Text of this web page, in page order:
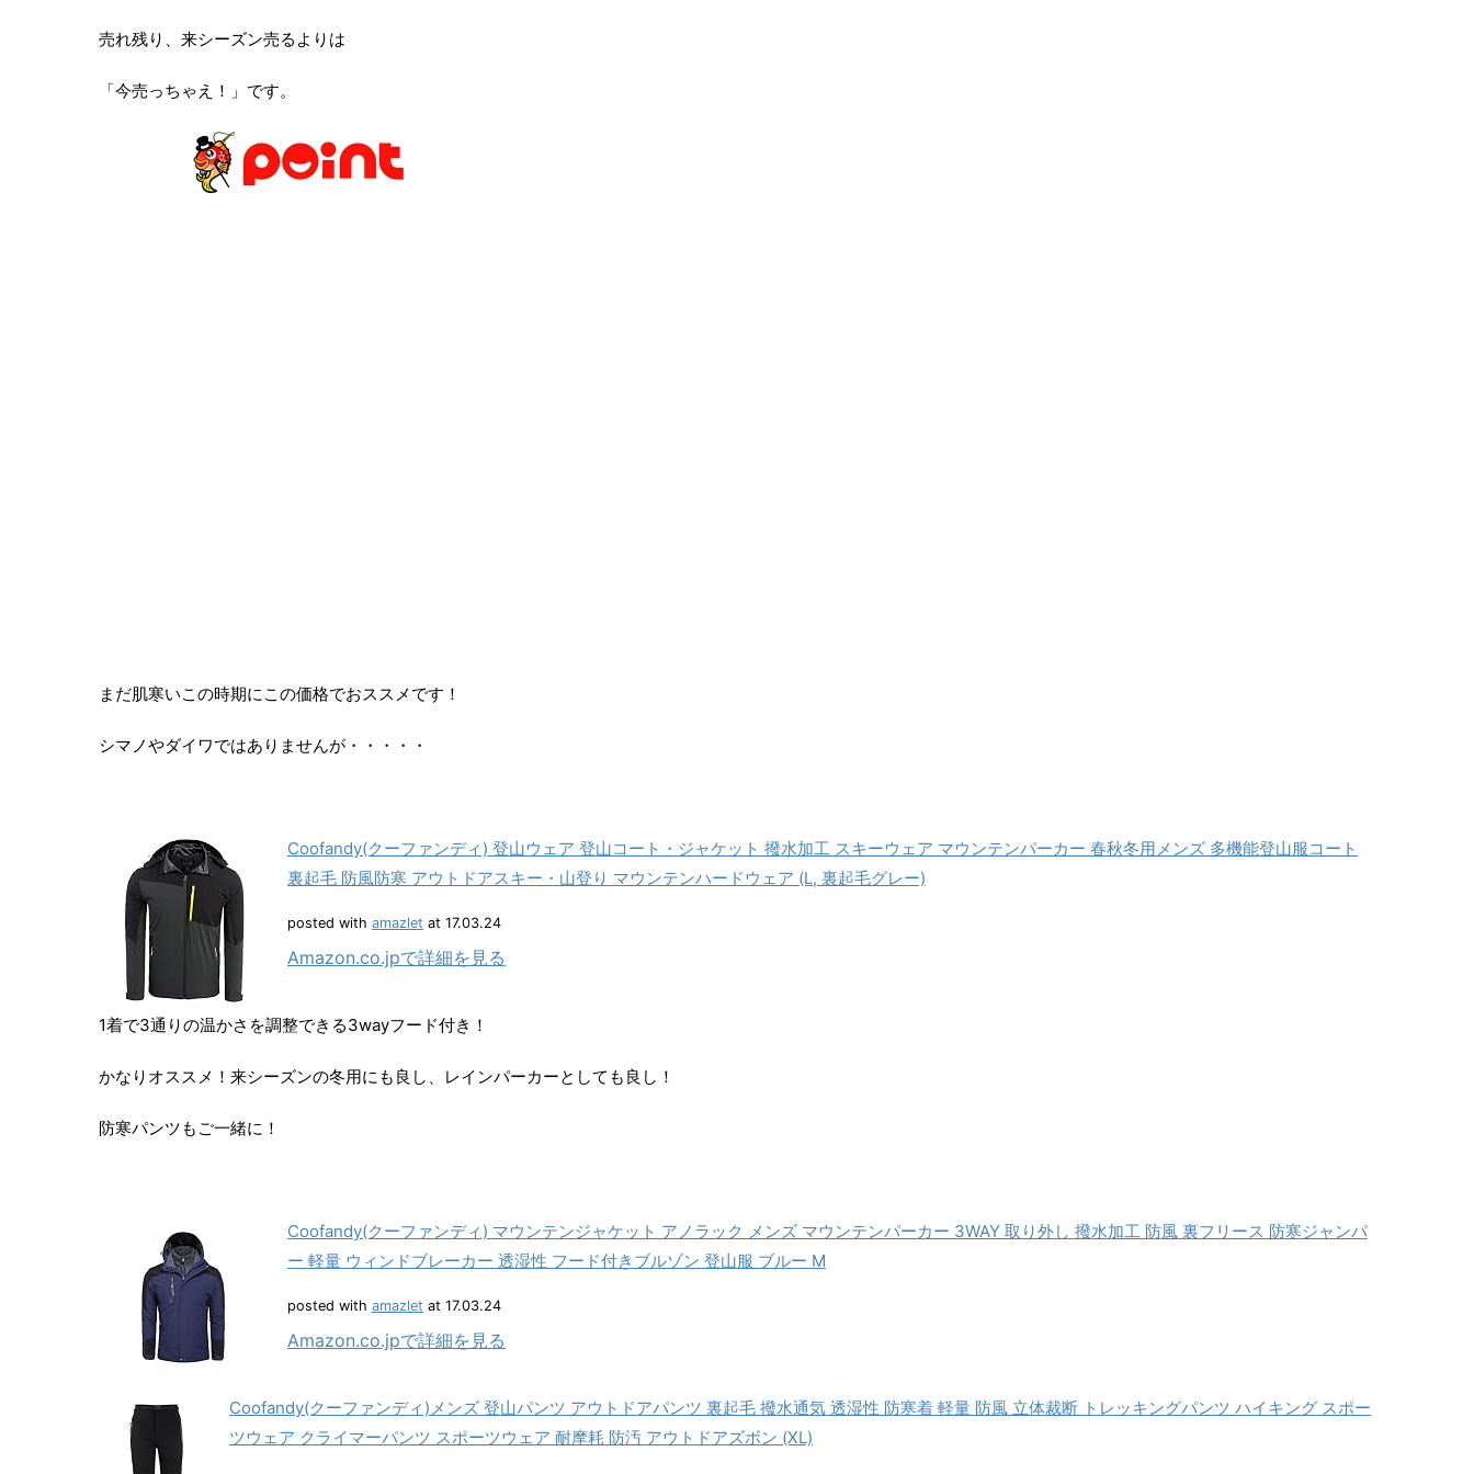
売れ残り、来シーズン売るよりは
「今売っちゃえ！」です。
まだ肌寒いこの時期にこの価格でおススメです！
シマノやダイワではありませんが・・・・・
Coofandy(クーファンディ) 登山ウェア 登山コート・ジャケット 撥水加工 スキーウェア マウンテンパーカー 春秋冬用メンズ 多機能登山服コート
裏起毛 防風防寒 アウトドアスキー・山登り マウンテンハードウェア (L, 裏起毛グレー)
posted with amazlet at 17.03.24
Amazon.co.jpで詳細を見る
1着で3通りの温かさを調整できる3wayフード付き！
かなりオススメ！来シーズンの冬用にも良し、レインパーカーとしても良し！
防寒パンツもご一緒に！
Coofandy(クーファンディ) マウンテンジャケット アノラック メンズ マウンテンパーカー 3WAY 取り外し 撥水加工 防風 裏フリース 防寒ジャンパ
ー 軽量 ウィンドブレーカー 透湿性 フード付きブルゾン 登山服 ブルー M
posted with amazlet at 17.03.24
Amazon.co.jpで詳細を見る
Coofandy(クーファンディ)メンズ 登山パンツ アウトドアパンツ 裏起毛 撥水通気 透湿性 防寒着 軽量 防風 立体裁断 トレッキングパンツ ハイキング スポー
ツウェア クライマーパンツ スポーツウェア 耐摩耗 防汚 アウトドアズボン (XL)